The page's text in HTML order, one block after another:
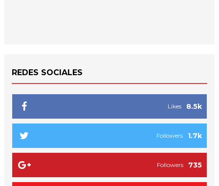
REDES SOCIALES
8.5k
Likes
1.7k
Followers
735
Followers